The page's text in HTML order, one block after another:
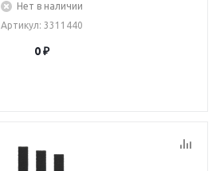
Нет в наличии
Артикул: 3311440
0 ₽